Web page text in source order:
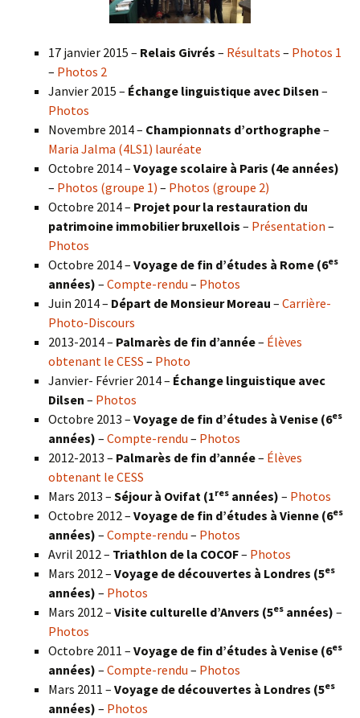
17 janvier 2015 – Relais Givrés – Résultats – Photos 1
– Photos 2
Janvier 2015 – Échange linguistique avec Dilsen –
Photos
Novembre 2014 – Championnats d’orthographe–
Maria Jalma (4LS1) lauréate
Octobre 2014 – Voyage scolaire à Paris (4e années)
– Photos (groupe 1) – Photos (groupe 2)
Octobre 2014 – Projet pour la restauration du
patrimoine immobilier bruxellois – Présentation –
Photos
Octobre 2014 – Voyage de fin d’études à Rome (6es
années) – Compte-rendu – Photos
Juin 2014 – Départ de Monsieur Moreau – Carrière-
Photo-Discours
2013-2014 – Palmarès de fin d’année– Élèves
obtenant le CESS – Photo
Janvier- Février 2014 – Échange linguistique avec
Dilsen – Photos
Octobre 2013 – Voyage de fin d’études à Venise (6es
années) – Compte-rendu – Photos
2012-2013 – Palmarès de fin d’année– Élèves
obtenant le CESS
Mars 2013 – Séjour à Ovifat (1res années) – Photos
Octobre 2012 – Voyage de fin d’études à Vienne (6es
années) – Compte-rendu – Photos
Avril 2012 – Triathlon de la COCOF– Photos
Mars 2012 – Voyage de découvertes à Londres (5es
années) – Photos
Mars 2012 – Visite culturelle d’Anvers (5es années) –
Photos
Octobre 2011 – Voyage de fin d’études à Venise (6es
années) – Compte-rendu – Photos
Mars 2011 – Voyage de découvertes à Londres (5es
années) – Photos